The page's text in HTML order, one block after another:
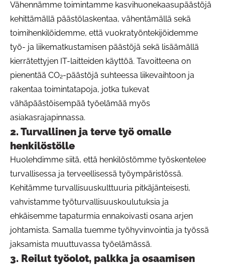
Vähennämme toimintamme kasvihuonekaasupäästöjä
kehittämällä päästölaskentaa, vähentämällä sekä
toimihenkilöidemme, että vuokratyöntekijöidemme
työ- ja liikematkustamisen päästöjä sekä lisäämällä
kierrätettyjen IT-laitteiden käyttöä. Tavoitteena on
pienentää CO₂-päästöjä suhteessa liikevaihtoon ja
rakentaa toimintatapoja, jotka tukevat
vähäpäästöisempää työelämää myös
asiakasrajapinnassa.
2. Turvallinen ja terve työ omalle
henkilöstölle
Huolehdimme siitä, että henkilöstömme työskentelee
turvallisessa ja terveellisessä työympäristössä.
Kehitämme turvallisuuskulttuuria pitkäjänteisesti,
vahvistamme työturvallisuuskoulutuksia ja
ehkäisemme tapaturmia ennakoivasti osana arjen
johtamista. Samalla tuemme työhyvinvointia ja työssä
jaksamista muuttuvassa työelämässä.
3. Reilut työolot, palkka ja osaamisen